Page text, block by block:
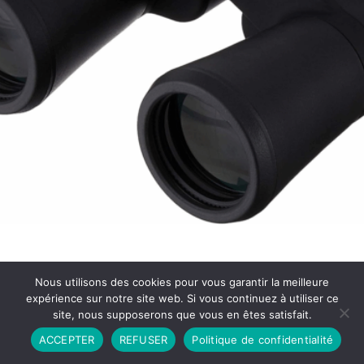
Partenariat Contact
Politique de Confidentialité
CGU
Copyright © 2026 - Propulsé par DIEUDUDIABLE
Nous utilisons des cookies pour vous garantir la meilleure
expérience sur notre site web. Si vous continuez à utiliser ce
site, nous supposerons que vous en êtes satisfait.
ACCEPTER
REFUSER Politique de confidentialité